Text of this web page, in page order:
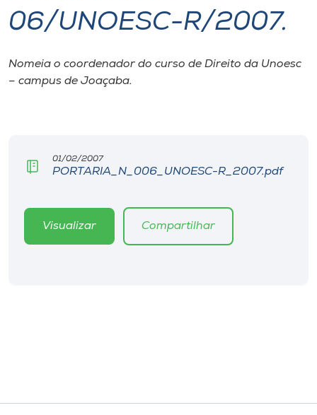
I.nova
Diplomados
CPA
Editora
06/UNOESC-R/2007.
Nomeia o coordenador do curso de Direito da Unoesc
– campus de Joaçaba.
01/02/2007
PORTARIA_N_006_UNOESC-R_2007.pdf
Visualizar Compartilhar